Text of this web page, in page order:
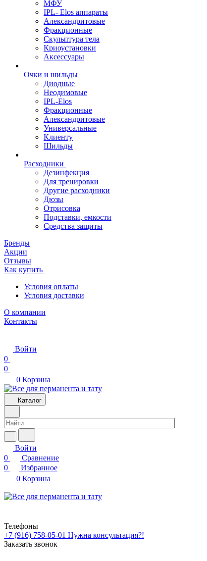
МФУ
IPL- Elos аппараты
Александритовые
Фракционные
Скульптура тела
Криоустановки
Аксессуары
Очки и шильды
Диодные
Неодимовые
IPL-Elos
Фракционные
Александритовые
Универсальные
Клиенту
Шильды
Расходники
Дезинфекция
Для тренировки
Другие расходники
Дюзы
Отрисовка
Подставки, емкости
Средства защиты
Бренды
Акции
Отзывы
Как купить
Условия оплаты
Условия доставки
О компании
Контакты
Войти
0
0
0 Корзина
Каталог
Войти
0
Сравнение
0
Избранное
0 Корзина
Телефоны
+7 (916) 758-05-01 Нужна консультация?!
Заказать звонок